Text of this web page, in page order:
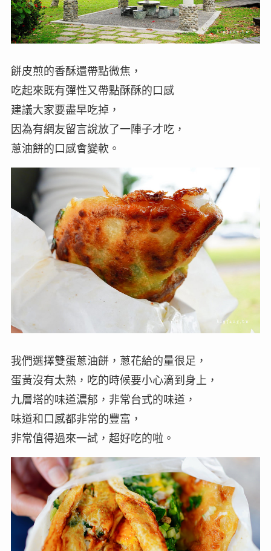
餅皮煎的香酥還帶點微焦，
吃起來既有彈性又帶點酥酥的口感
建議大家要盡早吃掉，
因為有網友留言說放了一陣子才吃，
蔥油餅的口感會變軟。
我們選擇雙蛋蔥油餅，蔥花給的量很足，
蛋黃沒有太熟，吃的時候要小心滴到身上，
九層塔的味道濃郁，非常台式的味道，
味道和口感都非常的豐富，
非常值得過來一試，超好吃的啦。